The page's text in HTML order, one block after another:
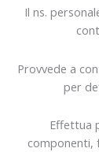
Il ns.
Provvede a
per
Effettua
componenti,